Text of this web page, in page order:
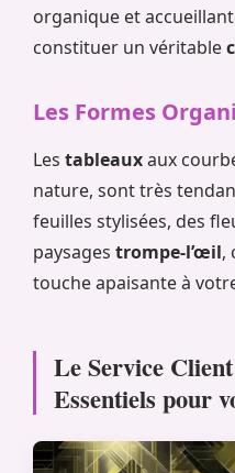
organique et
constituer un véritable
Les Formes
Les tableauxaux
nature, sont très
feuilles stylisées, des
paysages trompe-l’œil,
touche apaisante à
Le Service
Essentiels pour